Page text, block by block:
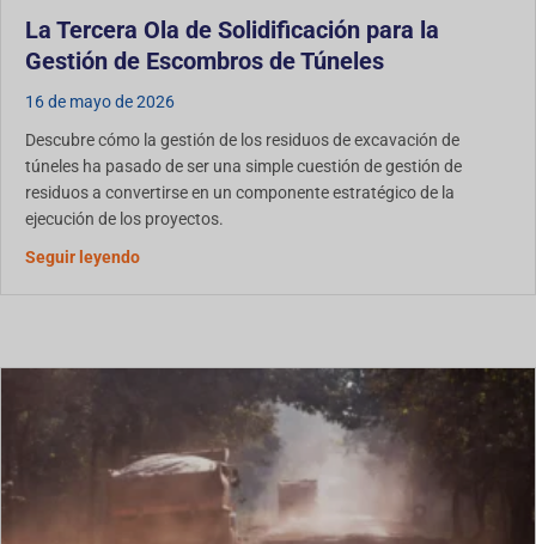
La Tercera Ola de Solidificación para la
Gestión de Escombros de Túneles
16 de mayo de 2026
Descubre cómo la gestión de los residuos de excavación de
túneles ha pasado de ser una simple cuestión de gestión de
residuos a convertirse en un componente estratégico de la
ejecución de los proyectos.
Seguir leyendosobre La Tercera Ola de Solidificación para la